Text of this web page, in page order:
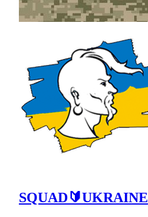
SQUAD🔰UKRAINE